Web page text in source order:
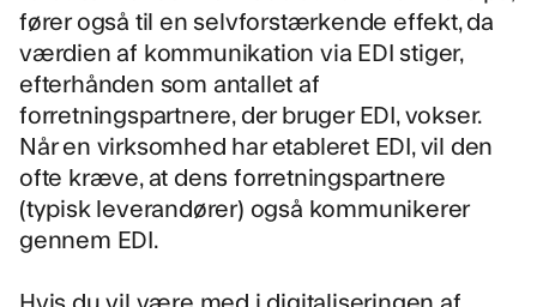
fører også til en selvforstærkende effekt, da
værdien af kommunikation via EDI stiger,
efterhånden som antallet af
forretningspartnere, der bruger EDI, vokser.
Når en virksomhed har etableret EDI, vil den
ofte kræve, at dens forretningspartnere
(typisk leverandører) også kommunikerer
gennem EDI.